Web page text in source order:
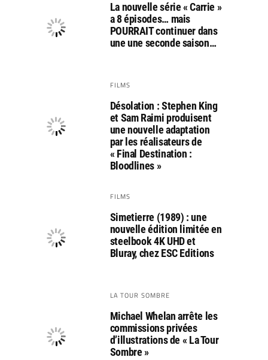
La nouvelle série « Carrie »
a 8 épisodes… mais
POURRAIT continuer dans
une une seconde saison…
FILMS
Désolation : Stephen King
et Sam Raimi produisent
une nouvelle adaptation
par les réalisateurs de
« Final Destination :
Bloodlines »
FILMS
Simetierre (1989) : une
nouvelle édition limitée en
steelbook 4K UHD et
Bluray, chez ESC Editions
LA TOUR SOMBRE
Michael Whelan arrête les
commissions privées
d’illustrations de « La Tour
Sombre »